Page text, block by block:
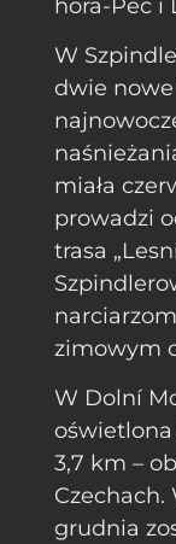
hora-Pec i
W
dwie
miała
prowadzi
trasa
zimowym
W Dolní
oświetlona
3,7 km –
Czechach.
grudnia